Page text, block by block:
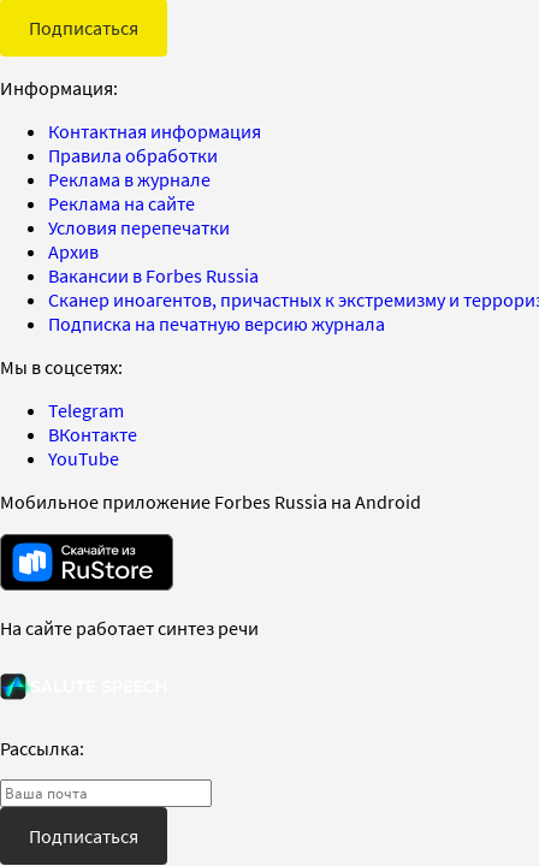
Подписаться
Информация:
Контактная информация
Правила обработки
Реклама в журнале
Реклама на сайте
Условия перепечатки
Архив
Вакансии в Forbes Russia
Сканер иноагентов, причастных к экстремизму и
Подписка на печатную версию журнала
Мы в соцсетях:
Telegram
ВКонтакте
YouTube
Мобильное приложение Forbes Russia на Android
На сайте работает синтез речи
Рассылка:
Подписаться